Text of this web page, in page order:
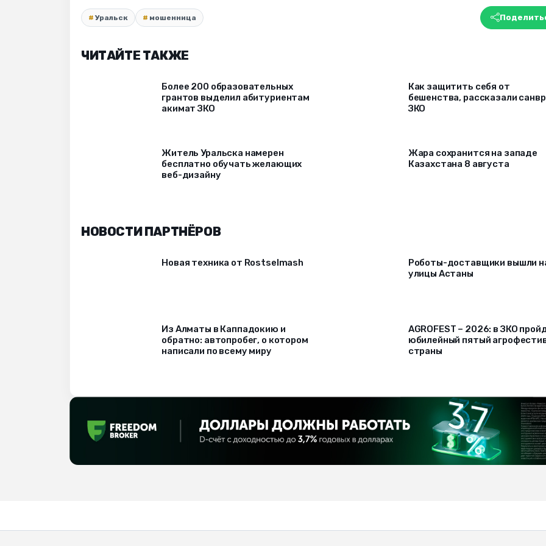
Уральск мошенница
ЧИТАЙТЕ ТАКЖЕ
Более 200 образовательных
грантов выделил абитуриентам
акимат ЗКО
Как защитить себя от
бешенства, рассказали
ЗКО
Житель Уральска намерен
бесплатно обучать желающих
веб-дизайну
Жара сохранится на западе
Казахстана 8 августа
НОВОСТИ ПАРТНЁРОВ
Новая техника от Rostselmash
Роботы-доставщики вышли
улицы Астаны
Из Алматы в Каппадокию и
обратно: автопробег, о котором
написали по всему миру
AGROFEST – 2026: в ЗКО
юбилейный пятый
страны